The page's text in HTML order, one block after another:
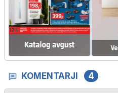
KOMENTARJI 4